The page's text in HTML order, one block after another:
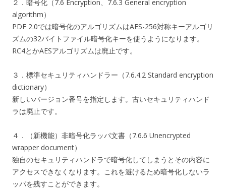
２．暗号化（7.6 Encryption、7.6.3 General encryption
algorithm）
PDF 2.0では暗号化のアルゴリズムはAES-256対称キーアルゴリ
ズムの32バイトファイル暗号化キーを使うようになります。
RC4とかAESアルゴリズムは廃止です。
３．標準セキュリティハンドラー（7.6.4.2 Standard encryption
dictionary）
新しいバージョン番号を指定します。古いセキュリティハンド
ラは廃止です。
４．（新機能）非暗号化ラッパ文書（7.6.6 Unencrypted
wrapper document）
独自のセキュリティハンドラで暗号化してしまうとその内容に
アクセスできなくなります。これを避けるため暗号化しないラ
ッパを残すことができます。